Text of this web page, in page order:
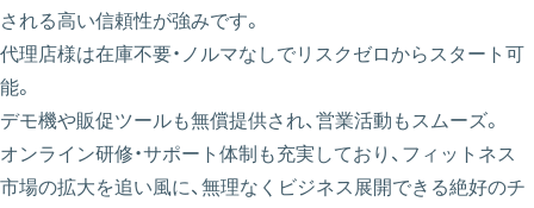
される高い信頼性が強みです。
代理店様は在庫不要・ノルマなしでリスクゼロからスタート可
能。
デモ機や販促ツールも無償提供され、営業活動もスムーズ。
オンライン研修・サポート体制も充実しており、フィットネス
市場の拡大を追い風に、無理なくビジネス展開できる絶好のチ